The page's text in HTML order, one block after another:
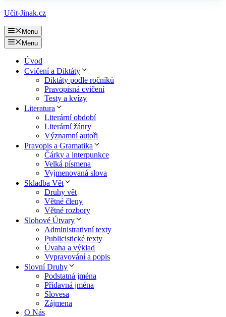
Učit-Jinak.cz
Menu
Menu
Úvod
Cvičení a Diktáty
Diktáty podle ročníků
Pravopisná cvičení
Testy a kvízy
Literatura
Literární období
Literární žánry
Významní autoři
Pravopis a Gramatika
Čárky a interpunkce
Velká písmena
Vyjmenovaná slova
Skladba Vět
Druhy vět
Větné členy
Větné rozbory
Slohové Útvary
Administrativní texty
Publicistické texty
Úvaha a výklad
Vypravování a popis
Slovní Druhy
Podstatná jména
Přídavná jména
Slovesa
Zájmena
O Nás